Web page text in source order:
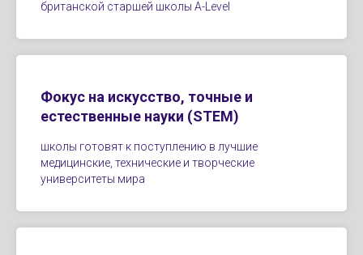
британской старшей школы A-Level
Фокус на искусство, точные и
естественные науки (STEM)
школы готовят к поступлению в лучшие
медицинские, технические и творческие
университеты мира